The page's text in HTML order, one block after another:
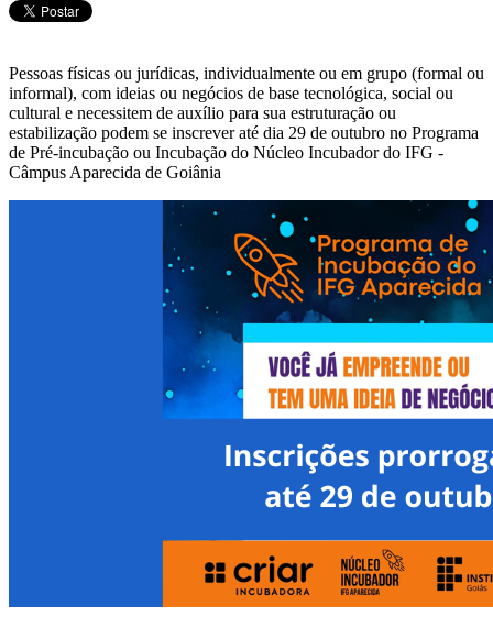
Pessoas físicas ou jurídicas, individualmente ou em grupo (formal ou
informal), com ideias ou negócios de base tecnológica, social ou
cultural e necessitem de auxílio para sua estruturação ou
estabilização podem se inscrever até dia 29 de outubro no Programa
de Pré-incubação ou Incubação do Núcleo Incubador do IFG -
Câmpus Aparecida de Goiânia